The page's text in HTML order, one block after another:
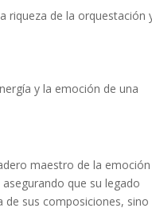
riqueza de la orquestación
y la emoción de una
maestro de la emoción
que su legado
de sus composiciones, sino